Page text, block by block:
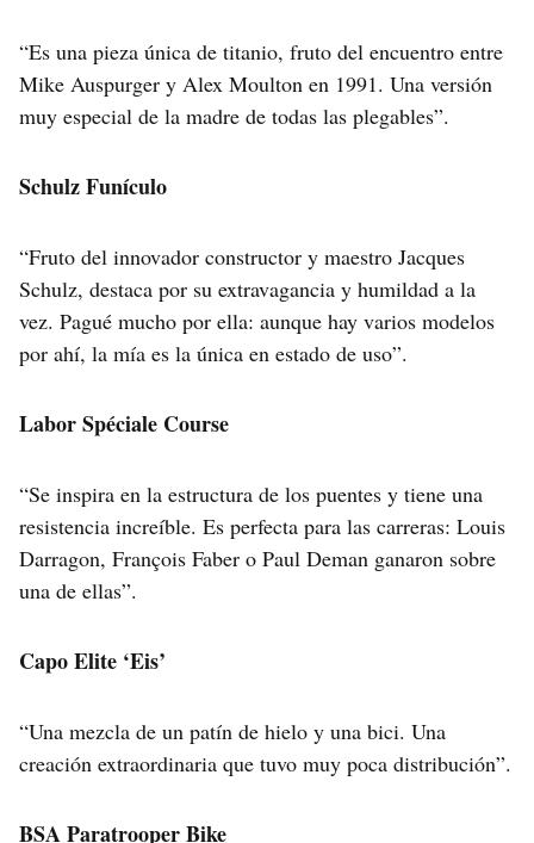
“Es una pieza única de titanio, fruto del encuentro entre
Mike Auspurger y Alex Moulton en 1991. Una versión
muy especial de la madre de todas las plegables”.
Schulz Funículo
“Fruto del innovador constructor y maestro Jacques
Schulz, destaca por su extravagancia y humildad a la
vez. Pagué mucho por ella: aunque hay varios modelos
por ahí, la mía es la única en estado de uso”.
Labor Spéciale Course
“Se inspira en la estructura de los puentes y tiene una
resistencia increíble. Es perfecta para las carreras: Louis
Darragon, François Faber o Paul Deman ganaron sobre
una de ellas”.
Capo Elite ‘Eis’
“Una mezcla de un patín de hielo y una bici. Una
creación extraordinaria que tuvo muy poca distribución”.
BSA Paratrooper Bike